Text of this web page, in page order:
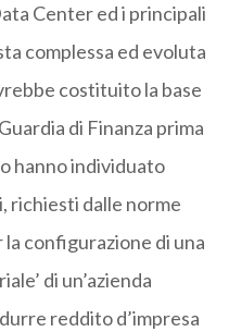
Center ed i principali
complessa ed evoluta
costituito la base
di Finanza prima
hanno individuato
richiesti dalle norme
configurazione di una
di un’azienda
reddito d’impresa